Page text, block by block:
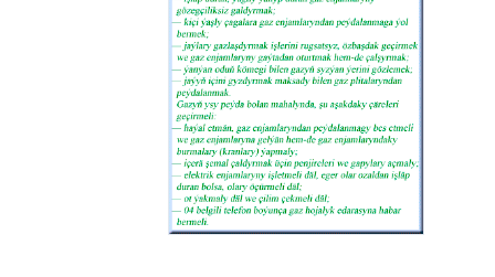
подходит на должность
главного технолога.